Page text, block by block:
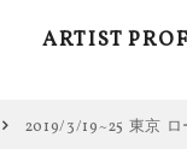
ARTIST
2019/3/19~25 東京